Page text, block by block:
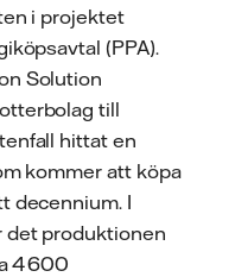
i projektet
(PPA).
Solution
till
hittat en
kommer att köpa
decennium. I
det produktionen
4 600